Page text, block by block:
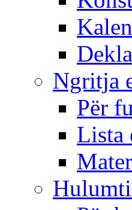
Ngritja
Për
Lista